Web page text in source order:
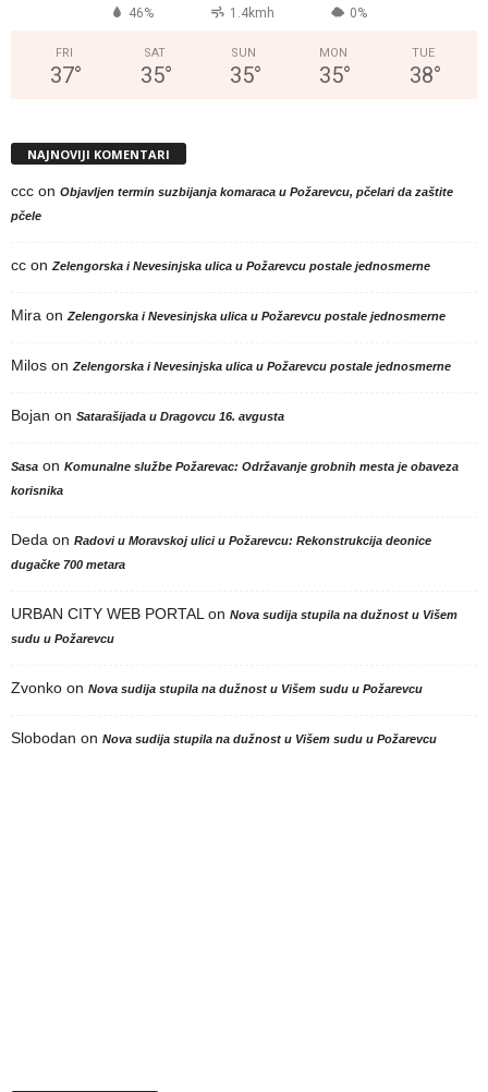
46% 1.4kmh 0%
FRI
37°
SAT
35°
SUN
35°
MON
35°
TUE
38°
NAJNOVIJI KOMENTARI
ccc on Objavljen termin suzbijanja komaraca u Požarevcu, pčelari da zaštite
pčele
cc onZelengorska i Nevesinjska ulica u Požarevcu postale jednosmerne
Mira onZelengorska i Nevesinjska ulica u Požarevcu postale jednosmerne
Milos onZelengorska i Nevesinjska ulica u Požarevcu postale jednosmerne
Bojan on Satarašijada u Dragovcu 16. avgusta
Sasa on Komunalne službe Požarevac: Održavanje grobnih mesta je obaveza
korisnika
Deda on Radovi u Moravskoj ulici u Požarevcu: Rekonstrukcija deonice
dugačke 700 metara
URBAN CITY WEB PORTALon Nova sudija stupila na dužnost u Višem
sudu u Požarevcu
Zvonko on Nova sudija stupila na dužnost u Višem sudu u Požarevcu
Slobodan on Nova sudija stupila na dužnost u Višem sudu u Požarevcu